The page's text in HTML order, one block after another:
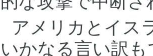
アメリカとイス
いかなる言い訳